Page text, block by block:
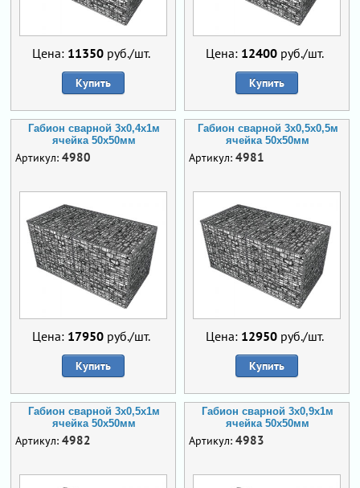
Цена: 11350 руб./шт.
Купить
Цена: 12400 руб./шт.
Купить
Габион сварной 3х0,4х1м
ячейка 50х50мм
Артикул: 4980
Цена: 17950 руб./шт.
Купить
Габион сварной 3х0,5х0,5м
ячейка 50х50мм
Артикул: 4981
Цена: 12950 руб./шт.
Купить
Габион сварной 3х0,5х1м
ячейка 50х50мм
Артикул: 4982
Габион сварной 3х0,9х1м
ячейка 50х50мм
Артикул: 4983